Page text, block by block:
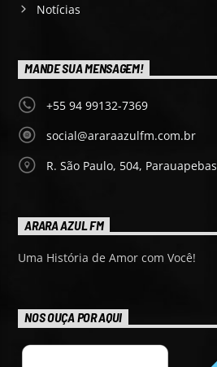
Notícias
MANDE SUA MENSAGEM!
+55 94 99132-7369
social@araraazulfm.com.br
R. São Paulo, 504, Parauapebas
ARARA AZUL FM
Uma História de Amor com Você!
NOS OUÇA POR AQUI